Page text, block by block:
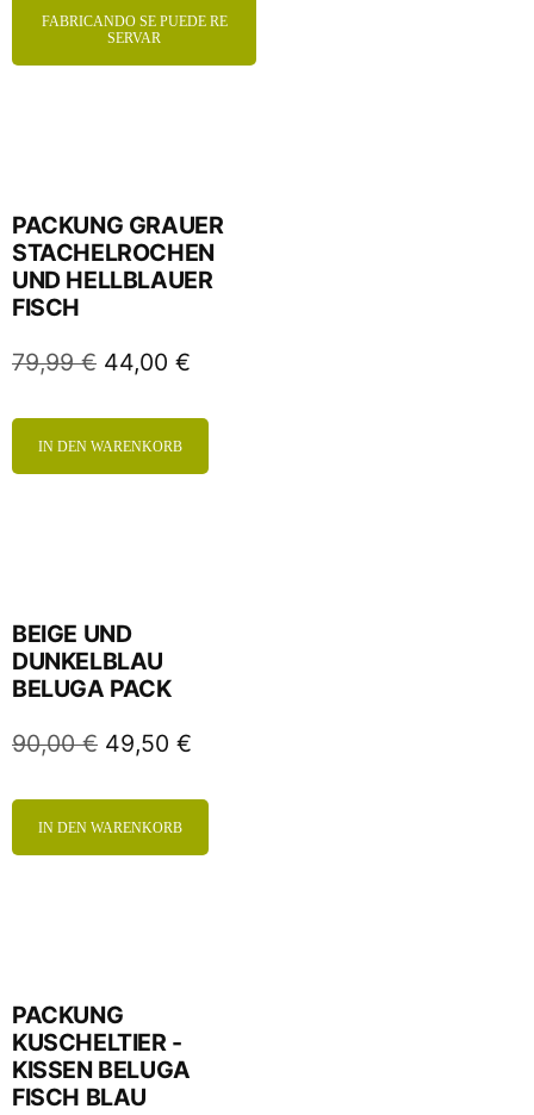
FABRICANDO SE PUEDE RE
SERVAR
PACKUNG GRAUER
STACHELROCHEN
UND HELLBLAUER
FISCH
79,99€ 44,00 €
IN DEN WARENKORB
BEIGE UND
DUNKELBLAU
BELUGA PACK
90,00€ 49,50 €
IN DEN WARENKORB
PACKUNG
KUSCHELTIER -
KISSEN BELUGA
FISCH BLAU